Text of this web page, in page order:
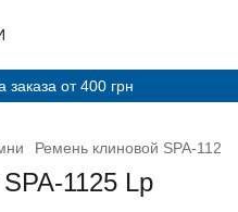
от 400 грн
Ремень клиновой SPA-1125
1125 Lp